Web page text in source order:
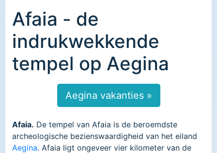
Afaia - de
indrukwekkende
tempel op Aegina
Aegina vakanties »
Afaia. De tempel van Afaia is de beroemdste
archeologische bezienswaardigheid van het eiland
Aegina. Afaia ligt ongeveer vier kilometer van de